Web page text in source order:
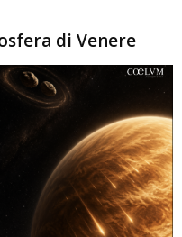
di Venere